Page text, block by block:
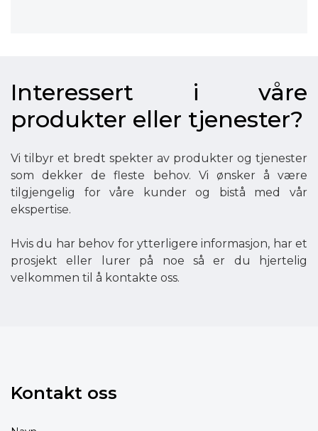
Interessert i våre
produkter eller tjenester?
Vi tilbyr et bredt spekter av produkter og tjenester
som dekker de fleste behov. Vi ønsker å være
tilgjengelig for våre kunder og bistå med vår
ekspertise.
Hvis du har behov for ytterligere informasjon, har et
prosjekt eller lurer på noe så er du hjertelig
velkommen til å kontakte oss.
Kontakt oss